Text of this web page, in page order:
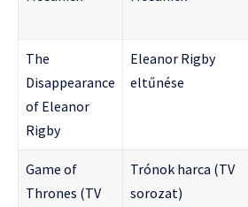
The
Disappearance
of Eleanor
Rigby
Eleanor Rigby
eltűnése
Game of
Thrones (TV
Trónok harca (TV
sorozat)